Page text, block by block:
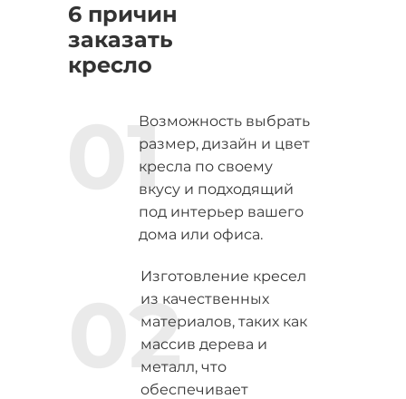
6 причин
заказать
кресло
Возможность выбрать
размер, дизайн и цвет
кресла по своему
вкусу и подходящий
под интерьер вашего
дома или офиса.
Изготовление кресел
из качественных
материалов, таких как
массив дерева и
металл, что
обеспечивает
01
02